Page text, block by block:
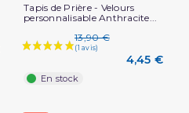
Tapis de Prière - Velours
personnalisable Anthracite...
13,90 €
4,45 €
En stock